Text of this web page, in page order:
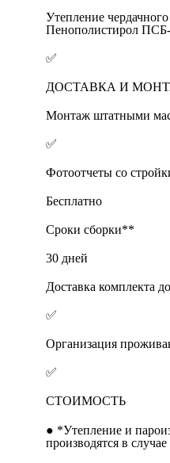
Утепление
Пенополистирол
✅
ДОСТАВКА И
Монтаж штатными
✅
Фотоотчеты со
Бесплатно
Сроки сборки**
30 дней
Доставка комплекта
✅
Организация
✅
СТОИМОСТЬ
● *Утепление и
производятся в